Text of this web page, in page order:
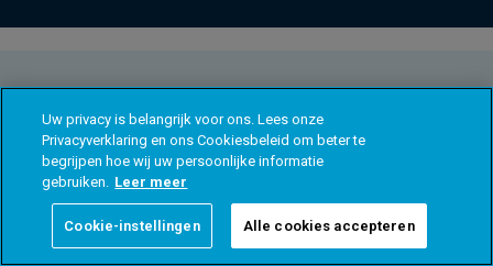
Uw privacy is belangrijk voor ons. Lees onze
Privacyverklaring en ons Cookiesbeleid om beter te
begrijpen hoe wij uw persoonlijke informatie
gebruiken. Leer meer
Cookie-instellingen Alle cookies accepteren